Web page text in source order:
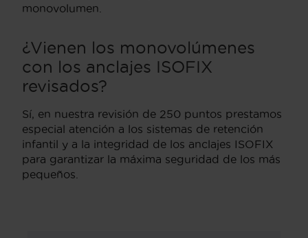
monovolumen.
¿Vienen los monovolúmenes
con los anclajes ISOFIX
revisados?
Sí, en nuestra revisión de 250 puntos prestamos
especial atención a los sistemas de retención
infantil y a la integridad de los anclajes ISOFIX
para garantizar la máxima seguridad de los más
pequeños.